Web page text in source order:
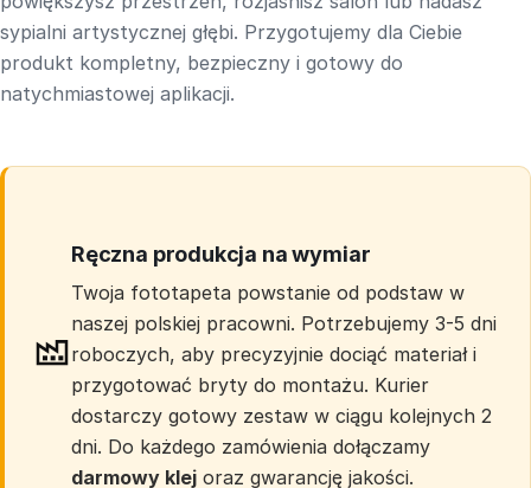
sypialni artystycznej głębi. Przygotujemy dla Ciebie
produkt kompletny, bezpieczny i gotowy do
natychmiastowej aplikacji.
Ręczna produkcja na wymiar
Twoja fototapeta powstanie od podstaw w
naszej polskiej pracowni. Potrzebujemy 3-5 dni
roboczych, aby precyzyjnie dociąć materiał i
przygotować bryty do montażu. Kurier
dostarczy gotowy zestaw w ciągu kolejnych 2
dni. Do każdego zamówienia dołączamy
darmowy klej oraz gwarancję jakości.